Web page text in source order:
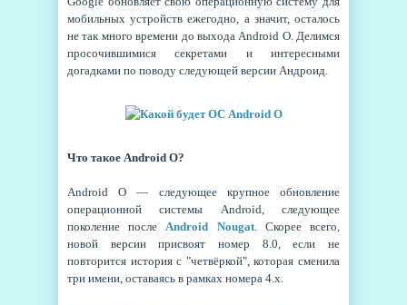
мобильных устройств ежегодно, а значит, осталось
не так много времени до выхода Android O. Делимся
просочившимися секретами и интересными
догадками по поводу следующей версии Андроид.
Что такое Android O?
Android O — следующее крупное обновление
операционной системы Android, следующее
поколение послеAndroid Nougat. Скорее всего,
новой версии присвоят номер 8.0, если не
повторится история с "четвёркой", которая сменила
три имени, оставаясь в рамках номера 4.х.